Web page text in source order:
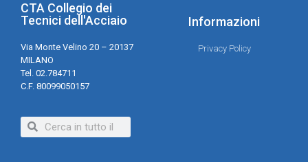
CTA Collegio dei
Tecnici dell'Acciaio
Via Monte Velino 20 – 20137
MILANO
Tel. 02.784711
C.F. 80099050157
Informazioni
Privacy Policy